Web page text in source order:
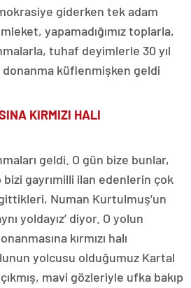
giderken tek adam
yapamadığımız toplarla,
tuhaf deyimlerle 30 yıl
donanma küflenmişken geldi
KIRMIZI HALI
geldi. O gün bize bunlar,
gayrımilli ilan edenlerin çok
Numan Kurtulmuş’un
yoldayız’ diyor. O yolun
kırmızı halı
yolcusu olduğumuz Kartal
mavi gözleriyle ufka bakıp